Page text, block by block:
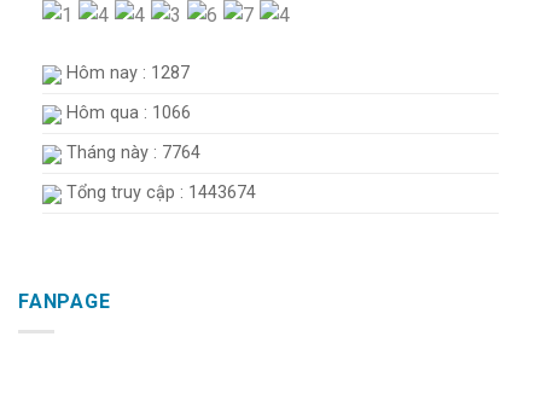
Hôm nay : 1287
Hôm qua : 1066
Tháng này : 7764
Tổng truy cập : 1443674
FANPAGE